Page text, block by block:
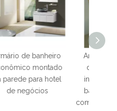
Armário de banho
dourado de aço
inoxidável 304 do
banheiro do hotel
com espelho redondo